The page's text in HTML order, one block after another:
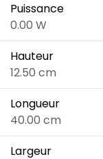
Puissance
0.00 W
Hauteur
12.50 cm
Longueur
40.00 cm
Largeur